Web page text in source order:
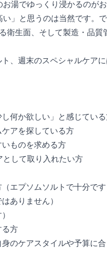
湯でゆっくり浸かるのがお
」と思うのは当然です。
衛生面、そして製造・品
、週末のスペシャルケア
何か欲しい」と感じてい
アを探している方
ものを求める方
して取り入れたい方
エプソムソルトで十分です
ありません）
る方
のケアスタイルや予算に